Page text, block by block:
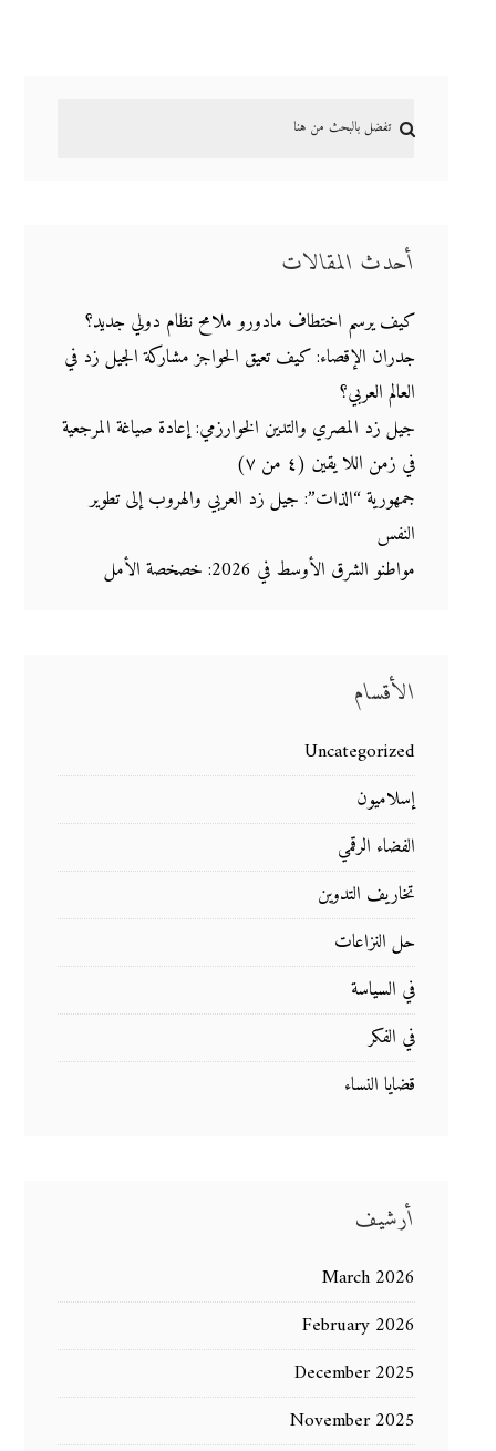
أحدث المقالات
كيف يرسم اختطاف مادورو ملامح نظام دولي جديد؟
جدران الإقصاء: كيف تعيق الحواجز مشاركة الجيل زد في
العالم العربي؟
جيل زد المصري والتدين الخوارزمي: إعادة صياغة المرجعية
في زمن اللا يقين (٤ من ٧)
جمهورية “الذات”: جيل زد العربي والهروب إلى تطوير
النفس
مواطنو الشرق الأوسط في 2026: خصخصة الأمل
الأقسام
Uncategorized
إسلاميون
الفضاء الرقمي
تخاريف التدوين
حل النزاعات
في السياسة
في الفكر
قضايا النساء
أرشيف
March 2026
February 2026
December 2025
November 2025